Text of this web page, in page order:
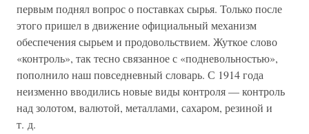
первым поднял вопрос о поставках сырья. Только после
этого пришел в движение официальный механизм
обеспечения сырьем и продовольствием. Жуткое слово
«контроль», так тесно связанное с «подневольностью»,
пополнило наш повседневный словарь. С 1914 года
неизменно вводились новые виды контроля — контроль
над золотом, валютой, металлами, сахаром, резиной и
т. д.